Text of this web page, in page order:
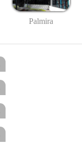
Palmira